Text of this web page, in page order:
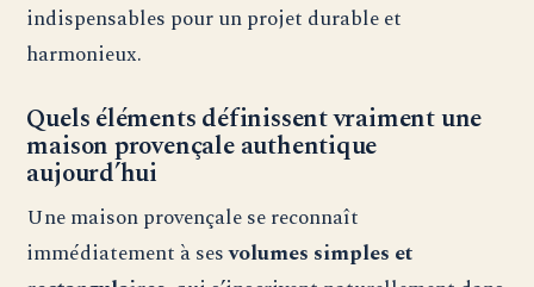
indispensables pour un projet durable et
harmonieux.
Quels éléments définissent vraiment une
maison provençale authentique
aujourd’hui
Une maison provençale se reconnaît
immédiatement à sesvolumes simples et